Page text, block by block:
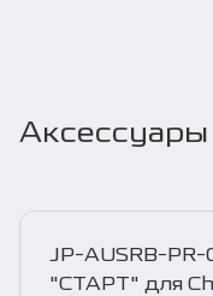
JP-AUSRB-
"СТАРТ" для